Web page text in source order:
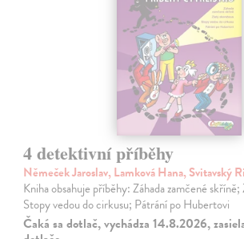
4 detektivní příběhy
Němeček Jaroslav, Lamková Hana, Svitavský
Kniha obsahuje příběhy: Záhada zamčené
Stopy vedou do cirkusu; Pátrání po Hubertovi
Čaká sa dotlač, vychádza 14.8.2026,